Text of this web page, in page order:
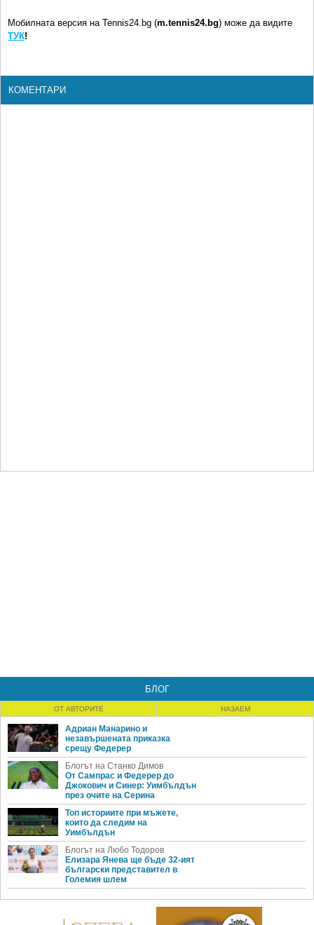
Мобилната версия на Tennis24.bg (m.tennis24.bg) може да видите
ТУК!
КОМЕНТАРИ
БЛОГ
ОТ АВТОРИТЕ НАЗАЕМ
Адриан Манарино и
незавършената приказка
срещу Федерер
Блогът на Станко Димов
От Сампрас и Федерер до
Джокович и Синер: Уимбълдън
през очите на Серина
Топ историите при мъжете,
които да следим на
Уимбълдън
Блогът на Любо Тодоров
Елизара Янева ще бъде 32-ият
български представител в
Големия шлем